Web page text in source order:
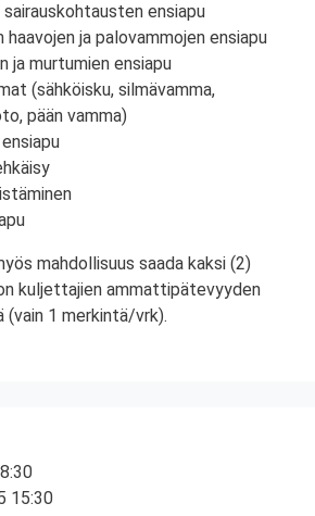
ensiapu
ja palovammojen ensiapu
ja murtumien ensiapu
(sähköisku, silmävamma,
pään vamma)
mahdollisuus saada kaksi (2)
kuljettajien ammattipätevyyden
(vain 1 merkintä/vrk).
15:30